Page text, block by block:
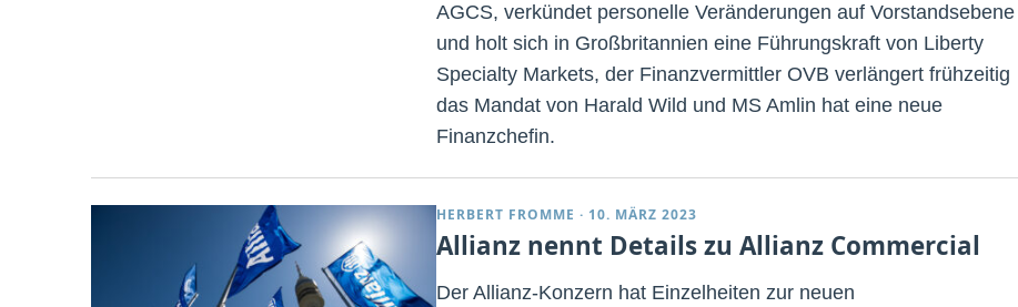
AGCS, verkündet personelle Veränderungen auf Vorstandsebene
und holt sich in Großbritannien eine Führungskraft von Liberty
Specialty Markets, der Finanzvermittler OVB verlängert frühzeitig
das Mandat von Harald Wild und MS Amlin hat eine neue
Finanzchefin.
HERBERT FROMME · 10. MÄRZ 2023
Allianz nennt Details zu Allianz Commercial
Der Allianz-Konzern hat Einzelheiten zur neuen